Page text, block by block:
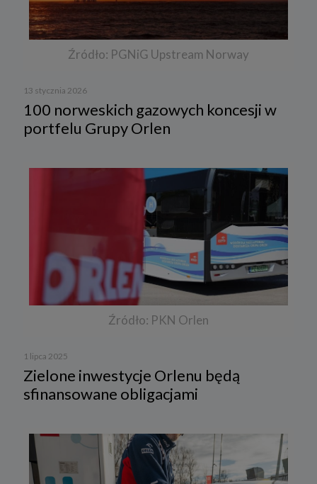
Źródło: PGNiG Upstream Norway
13 stycznia 2026
100 norweskich gazowych koncesji w
portfelu Grupy Orlen
Źródło: PKN Orlen
1 lipca 2025
Zielone inwestycje Orlenu będą
sfinansowane obligacjami